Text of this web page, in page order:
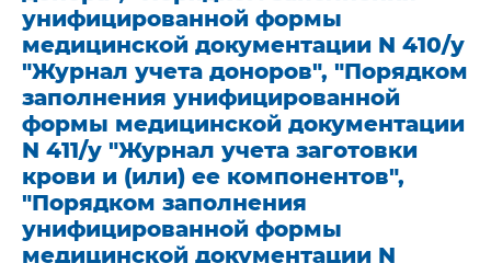
унифицированной формы
медицинской документации N 410/у
"Журнал учета доноров", "Порядком
заполнения унифицированной
формы медицинской документации
N 411/у "Журнал учета заготовки
крови и (или) ее компонентов",
"Порядком заполнения
унифицированной формы
медицинской документации N